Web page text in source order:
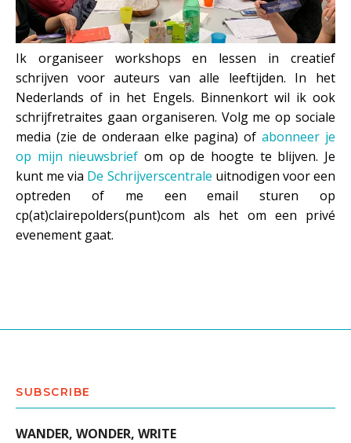
Ik organiseer workshops en lessen in creatief
schrijven voor auteurs van alle leeftijden. In het
Nederlands of in het Engels. Binnenkort wil ik ook
schrijfretraites gaan organiseren. Volg me op sociale
media (zie de onderaan elke pagina) ofabonneer je
op mijn nieuwsbrief om op de hoogte te blijven. Je
kunt me via De Schrijverscentrale uitnodigen voor een
optreden of me een email sturen op
cp(at)clairepolders(punt)com als het om een privé
evenement gaat.
SUBSCRIBE
WANDER, WONDER, WRITE